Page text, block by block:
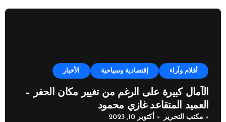
أقلام وآراء إقتصادية وسياحية الأخبار
الآمال كبيرة على الرغم من تغيير مكان الحفر –
العميد المتقاعد غازي محمود
مكتب التحرير أكتوبر 10, 2023